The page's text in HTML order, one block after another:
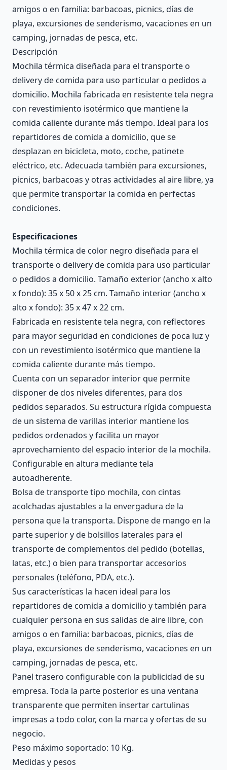
amigos o en familia: barbacoas, picnics, días de
playa, excursiones de senderismo, vacaciones en un
camping, jornadas de pesca, etc.
Descripción
Mochila térmica diseñada para el transporte o
delivery de comida para uso particular o pedidos a
domicilio. Mochila fabricada en resistente tela negra
con revestimiento isotérmico que mantiene la
comida caliente durante más tiempo. Ideal para los
repartidores de comida a domicilio, que se
desplazan en bicicleta, moto, coche, patinete
eléctrico, etc. Adecuada también para excursiones,
picnics, barbacoas y otras actividades al aire libre, ya
que permite transportar la comida en perfectas
condiciones.
Especificaciones
Mochila térmica de color negro diseñada para el
transporte o delivery de comida para uso particular
o pedidos a domicilio. Tamaño exterior (ancho x alto
x fondo): 35 x 50 x 25 cm. Tamaño interior (ancho x
alto x fondo): 35 x 47 x 22 cm.
Fabricada en resistente tela negra, con reflectores
para mayor seguridad en condiciones de poca luz y
con un revestimiento isotérmico que mantiene la
comida caliente durante más tiempo.
Cuenta con un separador interior que permite
disponer de dos niveles diferentes, para dos
pedidos separados. Su estructura rígida compuesta
de un sistema de varillas interior mantiene los
pedidos ordenados y facilita un mayor
aprovechamiento del espacio interior de la mochila.
Configurable en altura mediante tela
autoadherente.
Bolsa de transporte tipo mochila, con cintas
acolchadas ajustables a la envergadura de la
persona que la transporta. Dispone de mango en la
parte superior y de bolsillos laterales para el
transporte de complementos del pedido (botellas,
latas, etc.) o bien para transportar accesorios
personales (teléfono, PDA, etc.).
Sus características la hacen ideal para los
repartidores de comida a domicilio y también para
cualquier persona en sus salidas de aire libre, con
amigos o en familia: barbacoas, picnics, días de
playa, excursiones de senderismo, vacaciones en un
camping, jornadas de pesca, etc.
Panel trasero configurable con la publicidad de su
empresa. Toda la parte posterior es una ventana
transparente que permiten insertar cartulinas
impresas a todo color, con la marca y ofertas de su
negocio.
Peso máximo soportado: 10 Kg.
Medidas y pesos